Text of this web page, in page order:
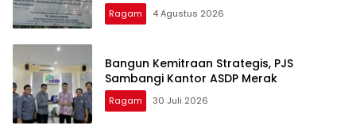
Ragam 4 Agustus 2026
Bangun Kemitraan Strategis, PJS
Sambangi Kantor ASDP Merak
Ragam 30 Juli 2026